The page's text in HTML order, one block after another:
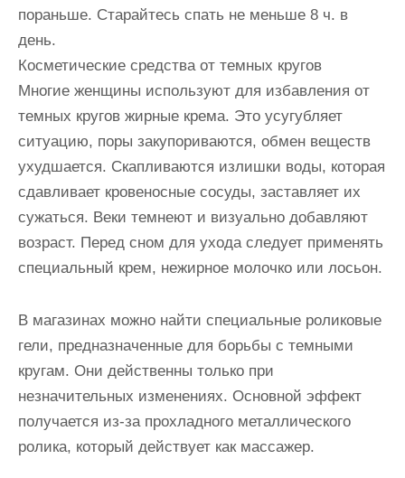
пораньше. Старайтесь спать не меньше 8 ч. в
день.
Косметические средства от темных кругов
Многие женщины используют для избавления от
темных кругов жирные крема. Это усугубляет
ситуацию, поры закупориваются, обмен веществ
ухудшается. Скапливаются излишки воды, которая
сдавливает кровеносные сосуды, заставляет их
сужаться. Веки темнеют и визуально добавляют
возраст. Перед сном для ухода следует применять
специальный крем, нежирное молочко или лосьон.
В магазинах можно найти специальные роликовые
гели, предназначенные для борьбы с темными
кругам. Они действенны только при
незначительных изменениях. Основной эффект
получается из-за прохладного металлического
ролика, который действует как массажер.